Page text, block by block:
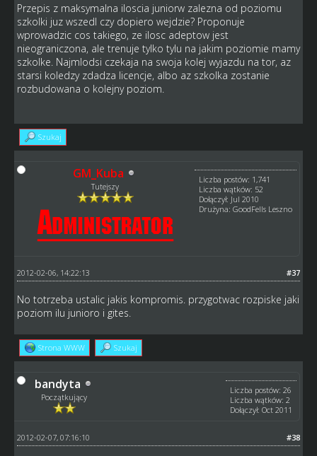
Przepis z maksymalna iloscia juniorw zalezna od poziomu
szkolki juz wszedl czy dopiero wejdzie? Proponuje
wprowadzic cos takiego, ze ilosc adeptow jest
nieograniczona, ale trenuje tylko tylu na jakim poziomie mamy
szkolke. Najmlodsi czekaja na swoja kolej wyjazdu na tor, az
starsi koledzy zdadza licencje, albo az szkolka zostanie
rozbudowana o kolejny poziom.
Szukaj
GM_Kuba
Tutejszy
Liczba postów: 1,741
Liczba wątków: 52
Dołączył: Jul 2010
Drużyna: GoodFells Leszno
#37
2012-02-06, 14:22:13
No totrzeba ustalic jakis kompromis. przygotwac rozpiske jaki
poziom ilu junioro i gites.
Strona WWW Szukaj
bandyta
Początkujący
Liczba postów: 26
Liczba wątków: 2
Dołączył: Oct 2011
#38
2012-02-07, 07:16:10